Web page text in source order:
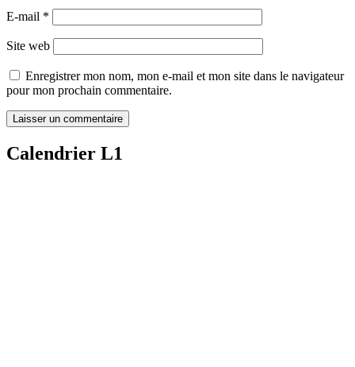
E-mail *
Site web
Enregistrer mon nom, mon e-mail et mon site dans le navigateur
pour mon prochain commentaire.
Calendrier L1